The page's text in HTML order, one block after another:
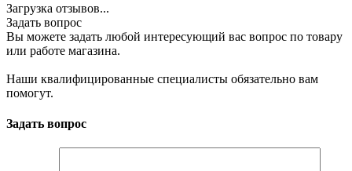
Загрузка отзывов...
Задать вопрос
Вы можете задать любой интересующий вас вопрос по товару
или работе магазина.
Наши квалифицированные специалисты обязательно вам
помогут.
Задать вопрос